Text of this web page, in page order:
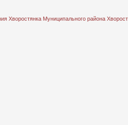
Хворостянка Муниципального района